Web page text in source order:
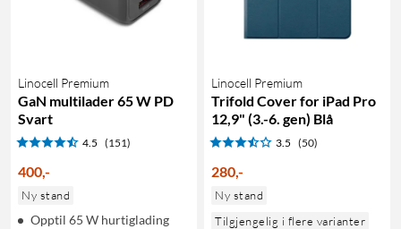
Linocell Premium
GaN multilader 65 W PD
Svart
4.5 (151)
400,-
Ny stand
Opptil 65 W hurtiglading
Linocell Premium
Trifold Cover for iPad Pro
12,9" (3.-6. gen) Blå
3.5 (50)
280,-
Ny stand
Tilgjengelig i flere varianter